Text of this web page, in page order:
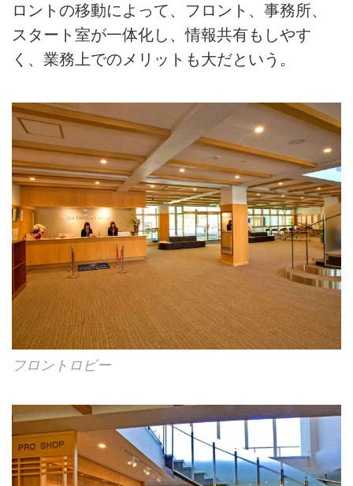
ロントの移動によって、フロント、事務所、
スタート室が一体化し、情報共有もしやす
く、業務上でのメリットも大だという。
フロントロビー